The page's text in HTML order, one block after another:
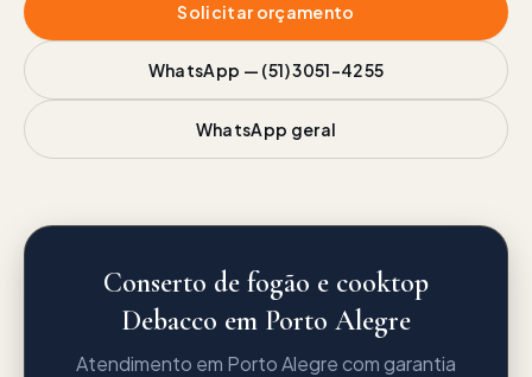
Solicitar orçamento
WhatsApp — (51) 3051-4255
WhatsApp geral
Conserto de fogão e cooktop
Debacco em Porto Alegre
Atendimento em Porto Alegre com garantia